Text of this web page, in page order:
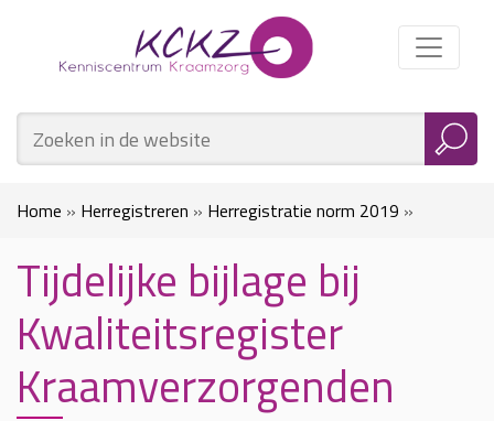
Home » Herregistreren » Herregistratie norm 2019 »
Tijdelijke bijlage bij Kwaliteitsregister Kraamverzorgenden
Tijdelijke bijlage bij
Kwaliteitsregister
Kraamverzorgenden